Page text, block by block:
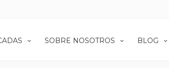
SOBRE NOSOTROS BLOG